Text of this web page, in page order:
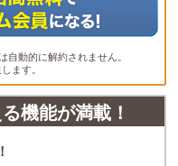
動的に解約されません。
ます。
機能が満載！